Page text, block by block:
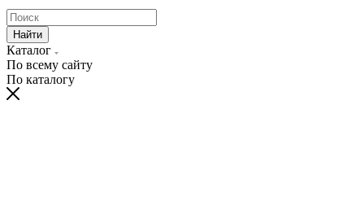
Найти
Каталог
По всему сайту
По каталогу